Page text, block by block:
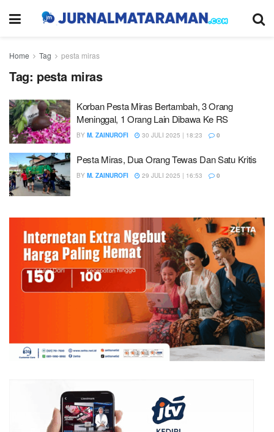
Home Tag pesta miras
Tag: pesta miras
Korban Pesta Miras Bertambah, 3 Orang
Meninggal, 1 Orang Lain Dibawa Ke RS
BY M. ZAINUROFI 30 JULI 2025 | 18:23 0
Pesta Miras, Dua Orang Tewas Dan Satu Kritis
BY M. ZAINUROFI 29 JULI 2025 | 16:53 0